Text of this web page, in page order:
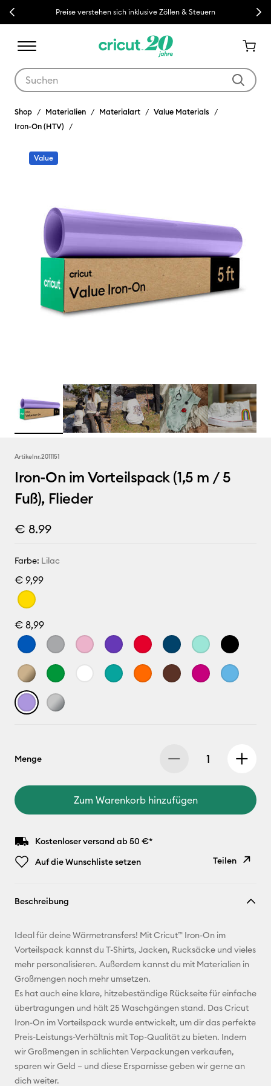
Previous Preise verstehen sich inklusive Zöllen & Steuern Next
Shop Materialien Materialart
Value Materials
Iron-On (HTV)
Value
Artikelnr.2011151
Iron-On im Vorteilspack (1,5 m / 5
Fuß), Flieder
€ 8.99
Farbe: Lilac
€ 9,99
€ 8,99
Menge
Zum Warenkorb hinzufügen
Kostenloser versand ab 50 €*
Auf die Wunschliste setzen
Teilen
E-Mail-
Adresse
Facebook
X
Beschreibung
Ideal für deine Wärmetransfers! Mit Cricut™ Iron-On im
Vorteilspack kannst du T-Shirts, Jacken, Rucksäcke und vieles
mehr personalisieren. Außerdem kannst du mit Materialien in
Großmengen noch mehr umsetzen.
Es hat auch eine klare, hitzebeständige Rückseite für einfache
übertragungen und hält 25 Waschgängen stand. Das Cricut
Iron-On im Vorteilspack wurde entwickelt, um dir das perfekte
Preis-Leistungs-Verhältnis mit Top-Qualität zu bieten. Indem
wir Großmengen in schlichten Verpackungen verkaufen,
sparen wir Geld – und diese Ersparnisse geben wir gerne an
dich weiter.